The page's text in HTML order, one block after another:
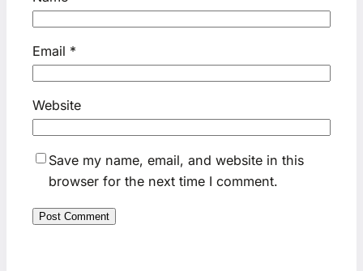
Email *
Website
Save my name, email, and website in this
browser for the next time I comment.